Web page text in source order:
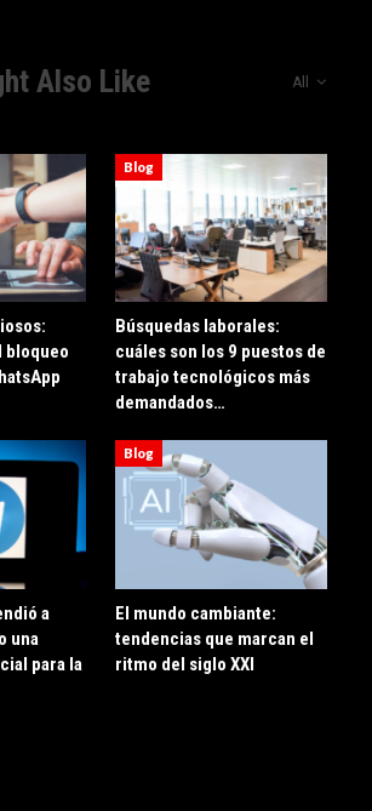
All
Also Like
bloqueo
Blog
Búsquedas laborales:
cuáles son los 9 puestos de
trabajo tecnológicos más
demandados…
a
una
para la
Blog
El mundo cambiante:
tendencias que marcan el
ritmo del siglo XXI